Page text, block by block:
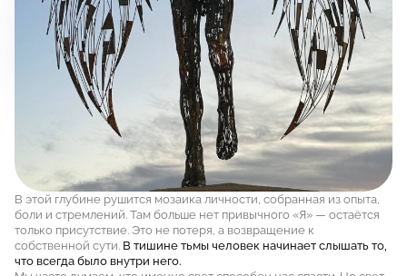
В этой глубине рушится мозаика личности, собранная из опыта,
боли и стремлений. Там больше нет привычного «Я» — остаётся
только присутствие. Это не потеря, а возвращение к
собственной сути. В тишине тьмы человек начинает слышать то,
что всегда было внутри него.